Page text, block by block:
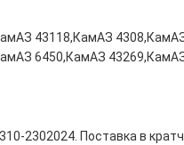
43118,КамАЗ
6450,КамАЗ
2302024. Поставка в